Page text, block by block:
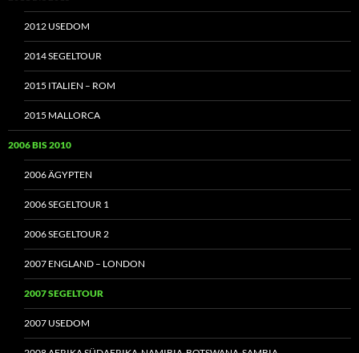
2012 USEDOM
2014 SEGELTOUR
2015 ITALIEN – ROM
2015 MALLORCA
2006 BIS 2010
2006 ÄGYPTEN
2006 SEGELTOUR 1
2006 SEGELTOUR 2
2007 ENGLAND – LONDON
2007 SEGELTOUR
2007 USEDOM